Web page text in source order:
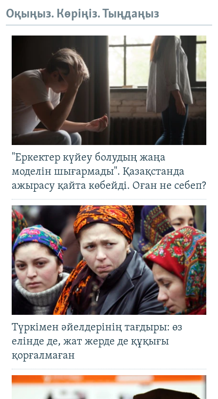
Оқыңыз. Көріңіз. Тыңдаңыз
"Еркектер күйеу болудың жаңа
моделін шығармады". Қазақстанда
ажырасу қайта көбейді. Оған не себеп?
Түркімен әйелдерінің тағдыры: өз
елінде де, жат жерде де құқығы
қорғалмаған